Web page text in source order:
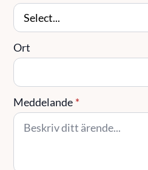
Ort
Meddelande *